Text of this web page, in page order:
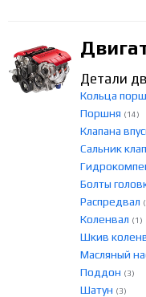
Детали
Кольца
Поршня (14)
Клапана
Сальник
Болты
Распредвал
Коленвал (1)
Шкив
Масляный
Поддон (3)
Шатун (3)